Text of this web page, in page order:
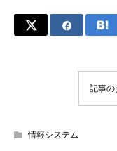
記事の
情報システム